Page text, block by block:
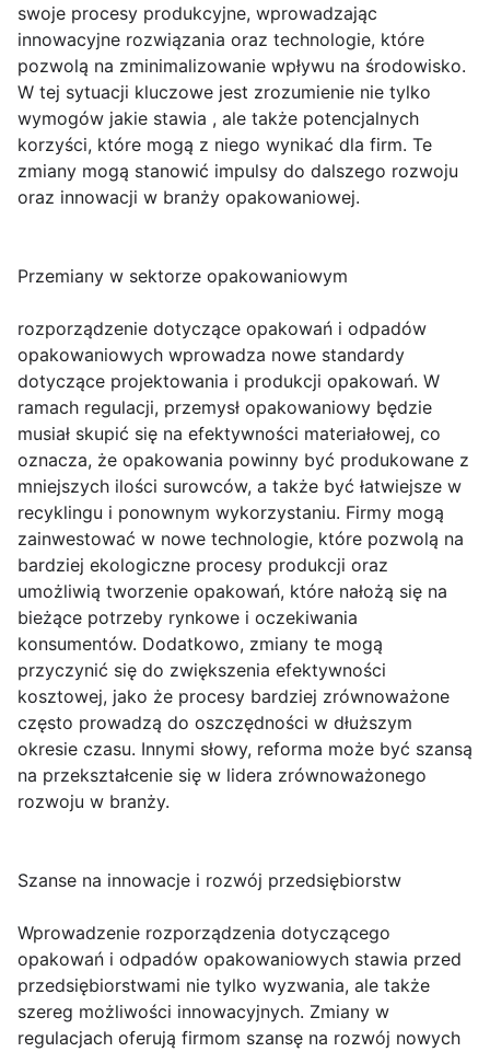
swoje procesy produkcyjne, wprowadzając
innowacyjne rozwiązania oraz technologie, które
pozwolą na zminimalizowanie wpływu na środowisko.
W tej sytuacji kluczowe jest zrozumienie nie tylko
wymogów jakie stawia , ale także potencjalnych
korzyści, które mogą z niego wynikać dla firm. Te
zmiany mogą stanowić impulsy do dalszego rozwoju
oraz innowacji w branży opakowaniowej.
Przemiany w sektorze opakowaniowym
rozporządzenie dotyczące opakowań i odpadów
opakowaniowych wprowadza nowe standardy
dotyczące projektowania i produkcji opakowań. W
ramach regulacji, przemysł opakowaniowy będzie
musiał skupić się na efektywności materiałowej, co
oznacza, że opakowania powinny być produkowane z
mniejszych ilości surowców, a także być łatwiejsze w
recyklingu i ponownym wykorzystaniu. Firmy mogą
zainwestować w nowe technologie, które pozwolą na
bardziej ekologiczne procesy produkcji oraz
umożliwią tworzenie opakowań, które nałożą się na
bieżące potrzeby rynkowe i oczekiwania
konsumentów. Dodatkowo, zmiany te mogą
przyczynić się do zwiększenia efektywności
kosztowej, jako że procesy bardziej zrównoważone
często prowadzą do oszczędności w dłuższym
okresie czasu. Innymi słowy, reforma może być szansą
na przekształcenie się w lidera zrównoważonego
rozwoju w branży.
Szanse na innowacje i rozwój przedsiębiorstw
Wprowadzenie rozporządzenia dotyczącego
opakowań i odpadów opakowaniowych stawia przed
przedsiębiorstwami nie tylko wyzwania, ale także
szereg możliwości innowacyjnych. Zmiany w
regulacjach oferują firmom szansę na rozwój nowych